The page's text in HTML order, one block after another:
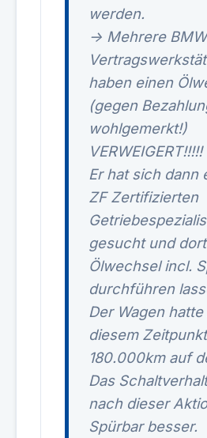
werden.
-> Mehrere BMW
haben einen
(gegen
wohlgemerkt!)
VERWEIGERT!!!!!
Er hat sich dann
ZF Zertifizierten
gesucht und
Ölwechsel incl.
durchführen
Der Wagen hatte
diesem Zeitpunkt
180.000km auf
Das
nach dieser
Spürbar besser.